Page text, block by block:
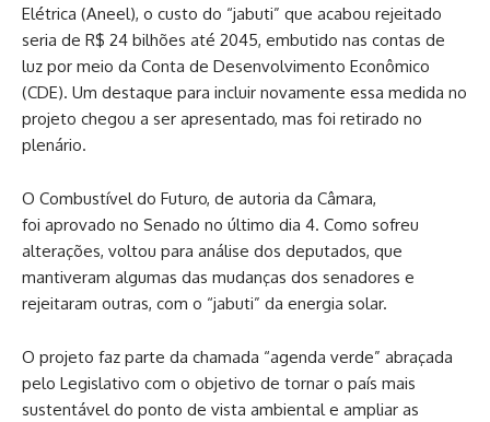
Elétrica (Aneel), o custo do “jabuti” que acabou rejeitado
seria de R$ 24 bilhões até 2045, embutido nas contas de
luz por meio da Conta de Desenvolvimento Econômico
(CDE). Um destaque para incluir novamente essa medida no
projeto chegou a ser apresentado, mas foi retirado no
plenário.
O Combustível do Futuro, de autoria da Câmara,
foi aprovado no Senado no último dia 4. Como sofreu
alterações, voltou para análise dos deputados, que
mantiveram algumas das mudanças dos senadores e
rejeitaram outras, com o “jabuti” da energia solar.
O projeto faz parte da chamada “agenda verde” abraçada
pelo Legislativo com o objetivo de tornar o país mais
sustentável do ponto de vista ambiental e ampliar as